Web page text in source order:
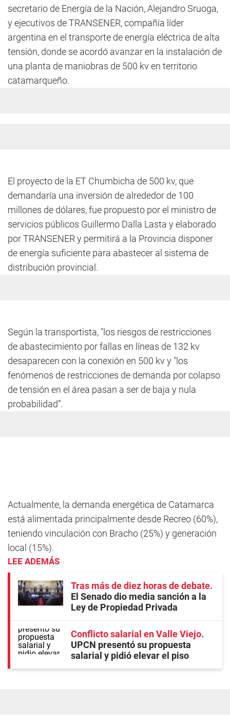
secretario de Energía de la Nación, Alejandro Sruoga,
y ejecutivos de TRANSENER, compañía líder
argentina en el transporte de energía eléctrica de alta
tensión, donde se acordó avanzar en la instalación de
una planta de maniobras de 500 kv en territorio
catamarqueño.
El proyecto de la ET Chumbicha de 500 kv, que
demandaría una inversión de alrededor de 100
millones de dólares, fue propuesto por el ministro de
servicios públicos Guillermo Dalla Lasta y elaborado
por TRANSENER y permitirá a la Provincia disponer
de energía suficiente para abastecer al sistema de
distribución provincial.
Según la transportista, "los riesgos de restricciones
de abastecimiento por fallas en líneas de 132 kv
desaparecen con la conexión en 500 kv y "los
fenómenos de restricciones de demanda por colapso
de tensión en el área pasan a ser de baja y nula
probabilidad”.
Actualmente, la demanda energética de Catamarca
está alimentada principalmente desde Recreo (60%),
teniendo vinculación con Bracho (25%) y generación
local (15%).
LEE ADEMÁS
Tras más de diez horas de debate
El Senado dio media sanción a la
Ley de Propiedad Privada
Conflicto salarial en Valle Viejo
UPCN presentó su propuesta
salarial y pidió elevar el piso